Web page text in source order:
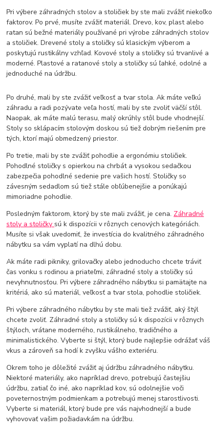
Pri výbere záhradných stolov a stoličiek by ste mali zvážiť niekoľko
faktorov. Po prvé, musíte zvážiť materiál. Drevo, kov, plast alebo
ratan sú bežné materiály používané pri výrobe záhradných stolov
a stoličiek. Drevené stoly a stoličky sú klasickým výberom a
poskytujú rustikálny vzhľad. Kovové stoly a stoličky sú trvanlivé a
moderné. Plastové a ratanové stoly a stoličky sú ľahké, odolné a
jednoduché na údržbu.
Po druhé, mali by ste zvážiť veľkosť a tvar stola. Ak máte veľkú
záhradu a radi pozývate veľa hostí, mali by ste zvoliť väčší stôl.
Naopak, ak máte malú terasu, malý okrúhly stôl bude vhodnejší.
Stoly so sklápacím stolovým doskou sú tiež dobrým riešením pre
tých, ktorí majú obmedzený priestor.
Po tretie, mali by ste zvážiť pohodlie a ergonómiu stoličiek.
Pohodlné stoličky s opierkou na chrbát a vysokou sedačkou
zabezpečia pohodlné sedenie pre vašich hostí. Stoličky so
závesným sedadlom sú tiež stále obľúbenejšie a ponúkajú
mimoriadne pohodlie.
Posledným faktorom, ktorý by ste mali zvážiť, je cena. Záhradné
stoly a stoličky sú k dispozícii v rôznych cenových kategóriách.
Musíte si však uvedomiť, že investícia do kvalitného záhradného
nábytku sa vám vyplatí na dlhú dobu.
Ak máte radi pikniky, grilovačky alebo jednoducho chcete tráviť
čas vonku s rodinou a priateľmi, záhradné stoly a stoličky sú
nevyhnutnosťou. Pri výbere záhradného nábytku si pamätajte na
kritériá, ako sú materiál, veľkosť a tvar stola, pohodlie stoličiek.
Pri výbere záhradného nábytku by ste mali tiež zvážiť, aký štýl
chcete zvoliť. Záhradné stoly a stoličky sú k dispozícii v rôznych
štýloch, vrátane moderného, rustikálneho, tradičného a
minimalistického. Vyberte si štýl, ktorý bude najlepšie odrážať váš
vkus a zároveň sa hodí k zvyšku vášho exteriéru.
Okrem toho je dôležité zvážiť aj údržbu záhradného nábytku.
Niektoré materiály, ako napríklad drevo, potrebujú častejšiu
údržbu, zatiaľ čo iné, ako napríklad kov, sú odolnejšie voči
poveternostným podmienkam a potrebujú menej starostlivosti.
Vyberte si materiál, ktorý bude pre vás najvhodnejší a bude
vyhovovať vašim požiadavkám na údržbu.